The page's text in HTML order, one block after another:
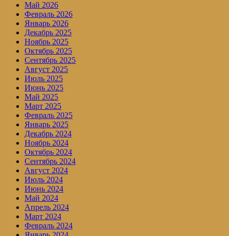
Май 2026
Февраль 2026
Январь 2026
Декабрь 2025
Ноябрь 2025
Октябрь 2025
Сентябрь 2025
Август 2025
Июль 2025
Июнь 2025
Май 2025
Март 2025
Февраль 2025
Январь 2025
Декабрь 2024
Ноябрь 2024
Октябрь 2024
Сентябрь 2024
Август 2024
Июль 2024
Июнь 2024
Май 2024
Апрель 2024
Март 2024
Февраль 2024